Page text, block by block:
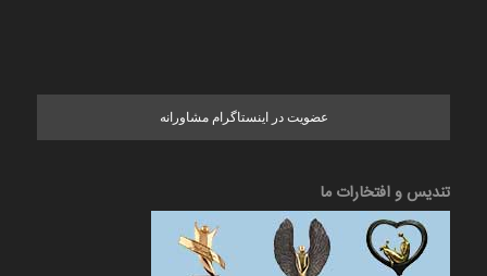
عضویت در اینستاگرام مشاورانه
تندیس و افتخارات ما